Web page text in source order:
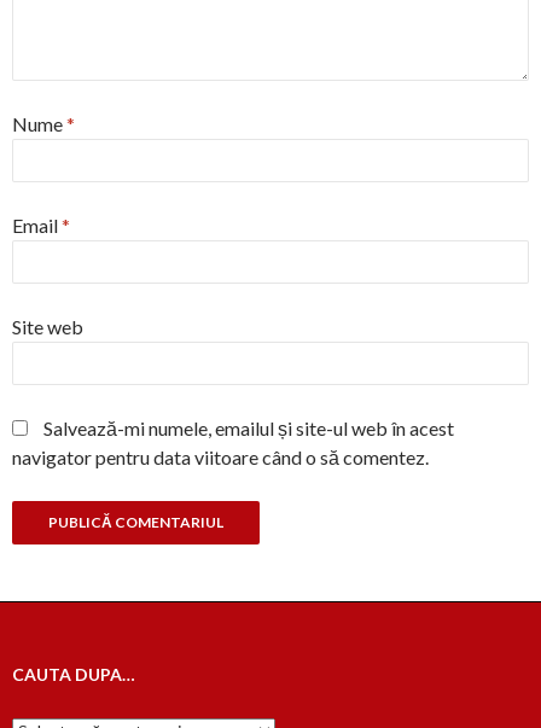
Nume*
Email*
Site web
Salvează-mi numele, emailul și site-ul web în acest
navigator pentru data viitoare când o să comentez.
CAUTA DUPA…